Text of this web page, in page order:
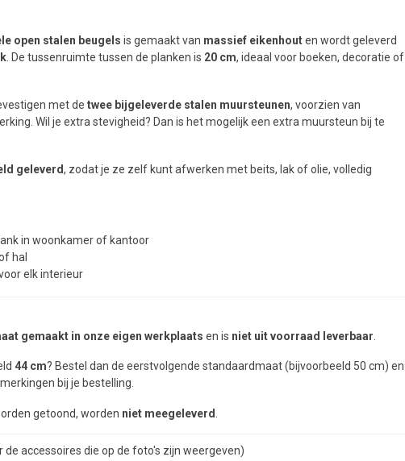
open stalen beugels is gemaakt van massief eikenhouten wordt geleverd
. De tussenruimte tussen de planken is 20 cm, ideaal voor boeken, decoratie of
met de twee bijgeleverde stalen muursteunen, voorzien van
Wil je extra stevigheid? Dan is het mogelijk een extra muursteun bij te
geleverd, zodat je ze zelf kunt afwerken met beits, lak of olie, volledig
in woonkamer of kantoor
hal
elk interieur
gemaakt in onze eigen werkplaats en is niet uit voorraad leverbaar
44 cm? Bestel dan de eerstvolgende standaardmaat (bijvoorbeeld 50 cm) en
bij je bestelling.
getoond, worden niet meegeleverd
accessoires die op de foto's zijn weergeven)